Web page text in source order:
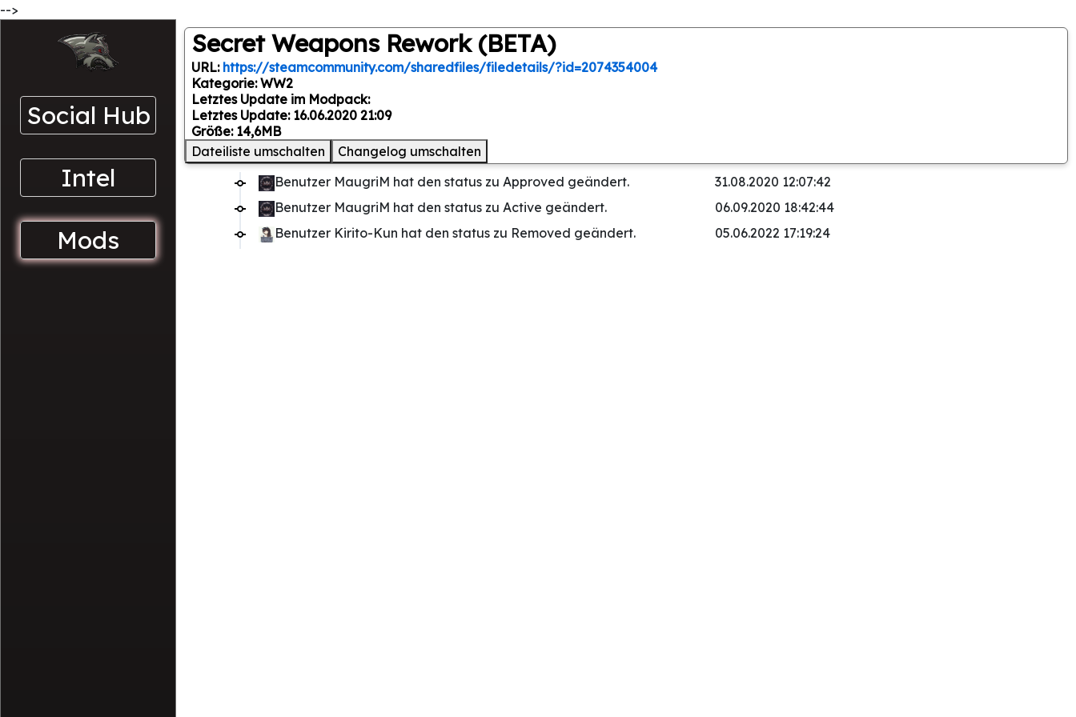
-->
Social Hub
Intel
Mods
Secret Weapons Rework (BETA)
URL: https://steamcommunity.com/sharedfiles/filedetails/?id=2074354004
Kategorie: WW2
Letztes Update im Modpack:
Letztes Update: 16.06.2020 21:09
Größe: 14,6MB
Dateiliste umschalten
Changelog umschalten
Benutzer MaugriM hat den status zu Approved geändert.
31.08.2020 12:07:42
Benutzer MaugriM hat den status zu Active geändert.
06.09.2020 18:42:44
Benutzer Kirito-Kun hat den status zu Removed geändert.
05.06.2022 17:19:24